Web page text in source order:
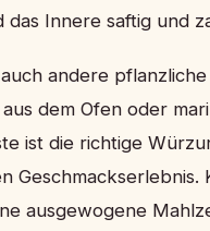
Innere saftig und
andere
dem Ofen oder
ist die richtige
Geschmackserlebnis.
ausgewogene